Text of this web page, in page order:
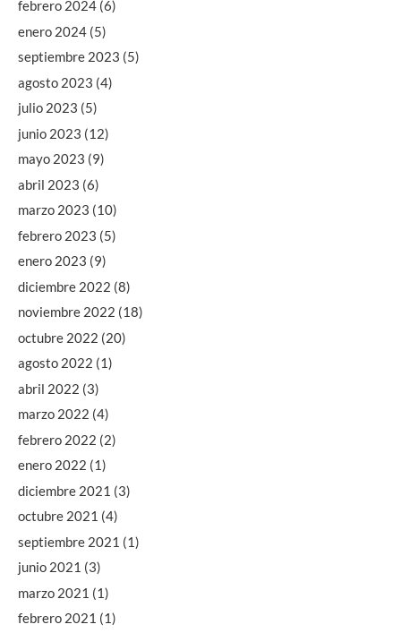
febrero 2024 (6)
enero 2024 (5)
septiembre 2023 (5)
agosto 2023 (4)
julio 2023 (5)
junio 2023 (12)
mayo 2023 (9)
abril 2023 (6)
marzo 2023 (10)
febrero 2023 (5)
enero 2023 (9)
diciembre 2022 (8)
noviembre 2022 (18)
octubre 2022 (20)
agosto 2022 (1)
abril 2022 (3)
marzo 2022 (4)
febrero 2022 (2)
enero 2022 (1)
diciembre 2021 (3)
octubre 2021 (4)
septiembre 2021 (1)
junio 2021 (3)
marzo 2021 (1)
febrero 2021 (1)